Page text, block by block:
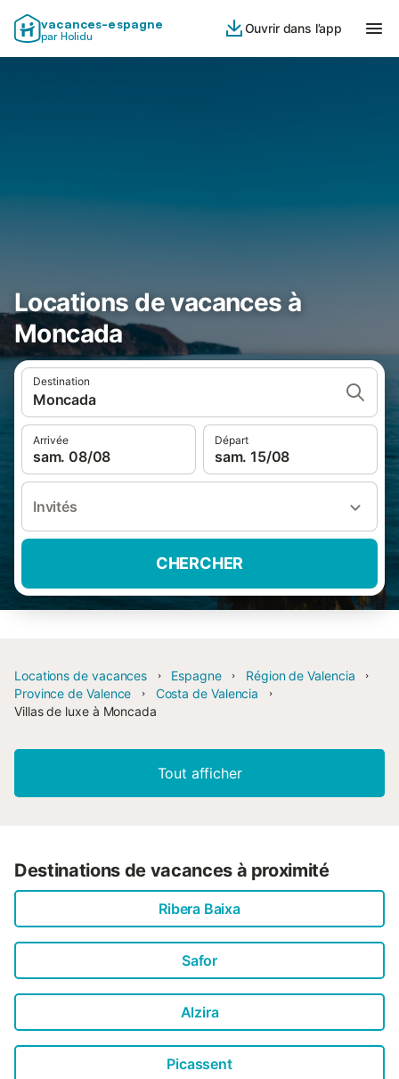
vacances-espagne
par Holidu
Ouvrir dans l’app
Locations de vacances à
Moncada
Destination
Moncada
Arrivée
sam. 08/08
Départ
sam. 15/08
Invités
CHERCHER
Locations de vacances Espagne
Région de Valencia
Province de Valence
Costa de Valencia
Villas de luxe à Moncada
Tout afficher
Destinations de vacances à proximité
Ribera Baixa
Safor
Alzira
Picassent